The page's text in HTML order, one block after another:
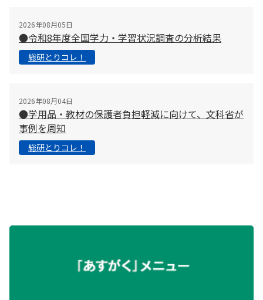
2026年08月05日
●令和8年度全国学力・学習状況調査の分析結果
総研とりコレ！
2026年08月04日
●学用品・教材の保護者負担軽減に向けて、文科省が
事例を周知
総研とりコレ！